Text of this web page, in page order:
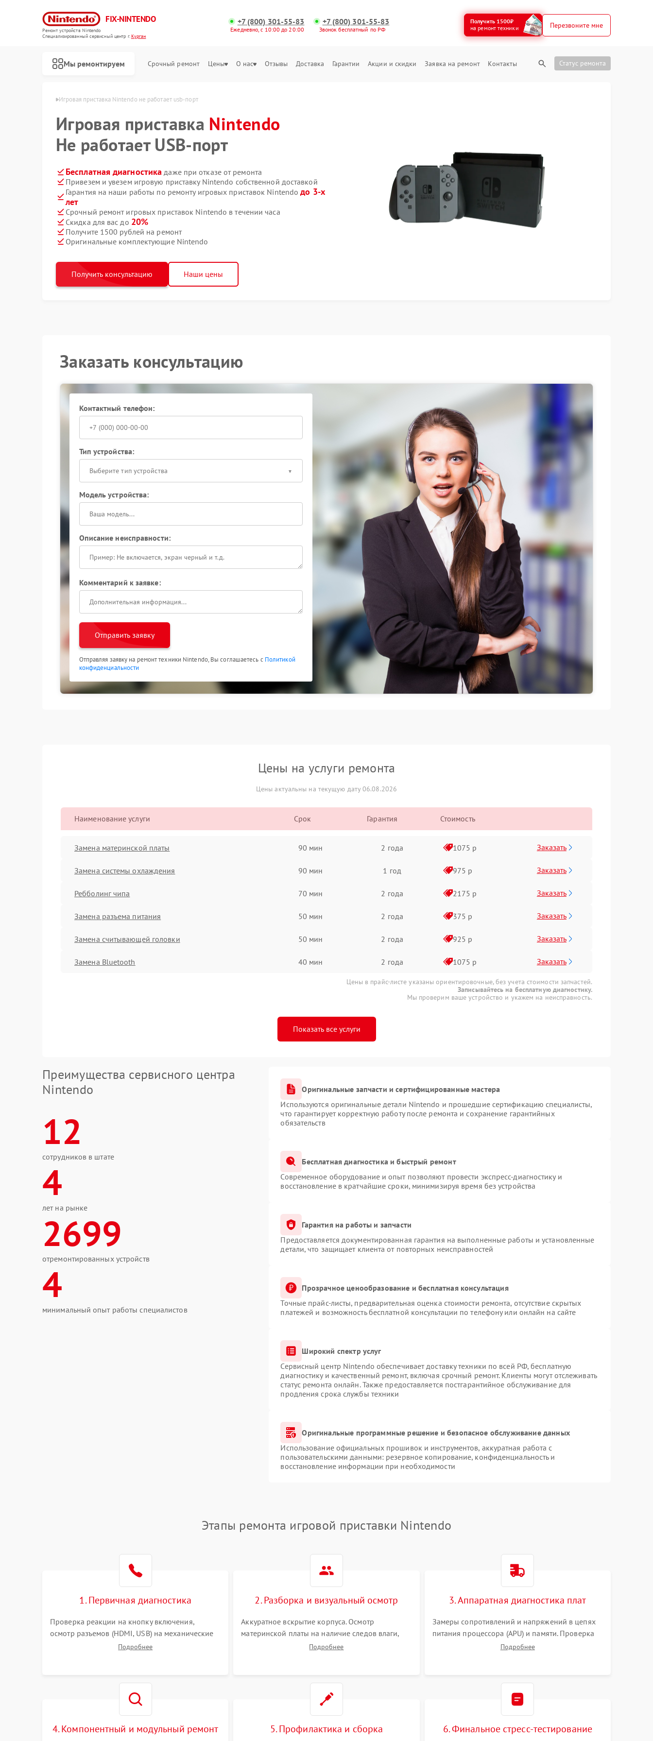
FIX-NINTENDO
Ремонт устройств Nintendo
Специализированный cервисный центр г.Курган
+7 (800) 301-55-83
Ежедневно, с 10:00 до 20:00
+7 (800) 301-55-83
Звонок бесплатный по РФ
Получить 1500₽
на ремонт техники
Перезвоните мне
Мы ремонтируем Срочный ремонт Цены О нас Отзывы Доставка Гарантии Акции и скидки Заявка на ремонт Контакты Статус ремонта
Nintendo в Кургане Игровая приставка Nintendo не работает usb-порт
Игровая приставка Nintendo
Не работает USB-порт
Бесплатная диагностика даже при отказе от ремонта
Привезем и увезем игровую приставку Nintendo собственной доставкой
Гарантия на наши работы по ремонту игровых приставок Nintendoдо 3-х
лет
Срочный ремонт игровых приставок Nintendo в течении часа
Скидка для вас до 20%
Получите 1500 рублей на ремонт
Оригинальные комплектующие Nintendo
Получить консультацию Наши цены
Заказать консультацию
Контактный телефон:
Тип устройства:
Выберите тип устройства
Модель устройства:
Описание неисправности:
Комментарий к заявке:
Отправить заявку
Отправляя заявку на ремонт техники Nintendo, Вы соглашаетесь с Политикой
конфиденциальности
Цены на услуги ремонта
Цены актуальны на текущую дату 06.08.2026
Наименование услуги Срок Гарантия Стоимость
Замена материнской платы 90 мин 2 года 1075 р Заказать
Замена системы охлаждения 90 мин 1 год 975 р Заказать
Ребболинг чипа 70 мин 2 года 2175 р Заказать
Замена разъема питания 50 мин 2 года 375 р Заказать
Замена считывающей головки 50 мин 2 года 925 р Заказать
Замена Bluetooth 40 мин 2 года 1075 р Заказать
Цены в прайс-листе указаны ориентировочные, без учета стоимости запчастей.
Записывайтесь на бесплатную диагностику.
Мы проверим ваше устройство и укажем на неисправность.
Показать все услуги
Преимущества сервисного центра
Nintendo
12
сотрудников в штате
4
лет на рынке
2699
отремонтированных устройств
4
минимальный опыт работы специалистов
Оригинальные запчасти и сертифицированные мастера
Используются оригинальные детали Nintendo и прошедшие сертификацию специалисты,
что гарантирует корректную работу после ремонта и сохранение гарантийных
обязательств
Бесплатная диагностика и быстрый ремонт
Современное оборудование и опыт позволяют провести экспресс-диагностику и
восстановление в кратчайшие сроки, минимизируя время без устройства
Гарантия на работы и запчасти
Предоставляется документированная гарантия на выполненные работы и установленные
детали, что защищает клиента от повторных неисправностей
Прозрачное ценообразование и бесплатная консультация
Точные прайс-листы, предварительная оценка стоимости ремонта, отсутствие скрытых
платежей и возможность бесплатной консультации по телефону или онлайн на сайте
Широкий спектр услуг
Сервисный центр Nintendo обеспечивает доставку техники по всей РФ, бесплатную
диагностику и качественный ремонт, включая срочный ремонт. Клиенты могут отслеживать
статус ремонта онлайн. Также предоставляется постгарантийное обслуживание для
продления срока службы техники
Оригинальные программные решение и безопасное обслуживание данных
Использование официальных прошивок и инструментов, аккуратная работа с
пользовательскими данными: резервное копирование, конфиденциальность и
восстановление информации при необходимости
Этапы ремонта игровой приставки Nintendo
1. Первичная диагностика
Проверка реакции на кнопку включения,
осмотр разъемов (HDMI, USB) на механические
повреждения. Оценка кодов ошибок на экране
Подробнее
2. Разборка и визуальный осмотр
Аккуратное вскрытие корпуса. Осмотр
материнской платы на наличие следов влаги,
коррозии, прогаров и поврежденных
Подробнее
3. Аппаратная диагностика плат
Замеры сопротивлений и напряжений в цепях
питания процессора (APU) и памяти. Проверка
HDMI-контроллера, микросхем флеш-памяти и
Подробнее
4. Компонентный и модульный ремонт 5. Профилактика и сборка 6. Финальное стресс-тестирование